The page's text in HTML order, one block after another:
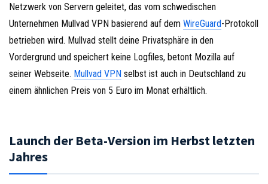
Netzwerk von Servern geleitet, das vom schwedischen
Unternehmen Mullvad VPN basierend auf dem WireGuard-Protokoll
betrieben wird. Mullvad stellt deine Privatsphäre in den
Vordergrund und speichert keine Logfiles, betont Mozilla auf
seiner Webseite. Mullvad VPN selbst ist auch in Deutschland zu
einem ähnlichen Preis von 5 Euro im Monat erhältlich.
Launch der Beta-Version im Herbst letzten
Jahres